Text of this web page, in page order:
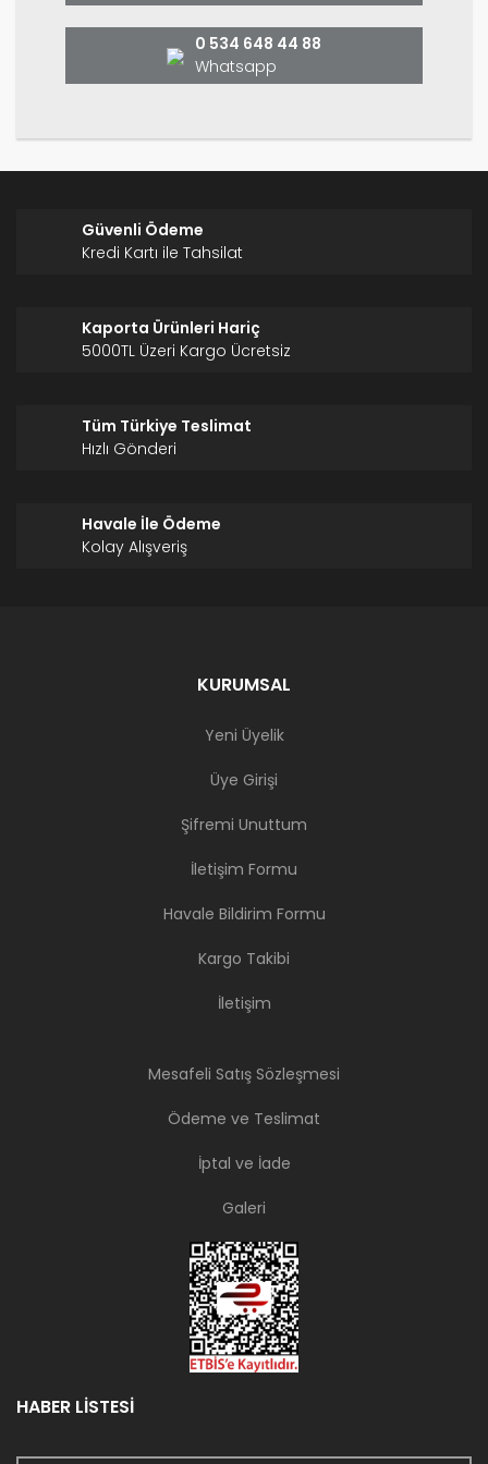
Yorum Yaz
0 534 648 44 88
Whatsapp
Güvenli Ödeme
Kredi Kartı ile Tahsilat
Kaporta Ürünleri Hariç
5000TL Üzeri Kargo Ücretsiz
Tüm Türkiye Teslimat
Hızlı Gönderi
Havale İle Ödeme
Kolay Alışveriş
KURUMSAL
Yeni Üyelik
Üye Girişi
Şifremi Unuttum
İletişim Formu
Havale Bildirim Formu
Kargo Takibi
İletişim
Mesafeli Satış Sözleşmesi
Ödeme ve Teslimat
İptal ve İade
Galeri
HABER LİSTESİ